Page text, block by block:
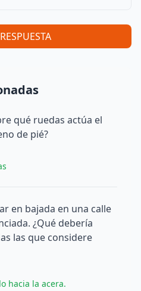
qué ruedas actúa el
de pié?
en bajada en una calle
¿Qué debería
las que considere
hacia la acera.